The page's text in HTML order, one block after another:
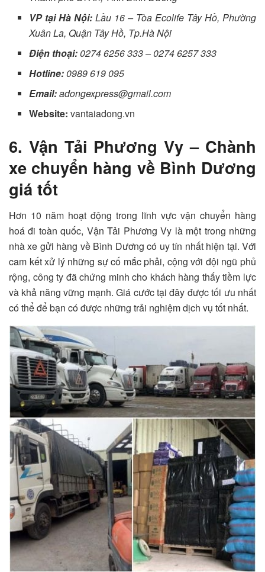
VP tại Hà Nội: Lầu 16 – Tòa Ecolife Tây Hồ, Phường
Xuân La, Quận Tây Hồ, Tp.Hà Nội
Điện thoại:0274 6256 333 – 0274 6257 333
Hotline:0989 619 095
Email:adongexpress@gmail.com
Website: vantaiadong.vn
6. Vận Tải Phương Vy – Chành
xe chuyển hàng về Bình Dương
giá tốt
Hơn 10 năm hoạt động trong lĩnh vực vận chuyển hàng
hoá đi toàn quốc, Vận Tải Phương Vy là một trong những
nhà xe gửi hàng về Bình Dươngcó uy tín nhất hiện tại. Với
cam kết xử lý những sự cố mắc phải, cộng với đội ngũ phủ
rộng, công ty đã chứng minh cho khách hàng thấy tiềm lực
và khả năng vững mạnh.Giá cước tại đây được tối ưu nhất
có thể để bạn có được những trải nghiệm dịch vụ tốt nhất.